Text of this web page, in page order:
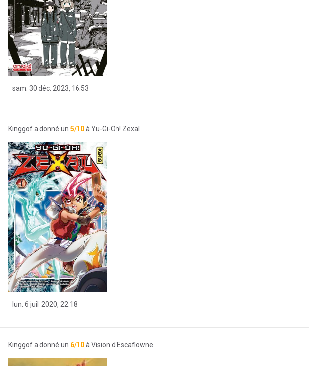
sam. 30 déc. 2023, 16:53
Kinggof a donné un 5/10à Yu-Gi-Oh! Zexal
lun. 6 juil. 2020, 22:18
Kinggof a donné un 6/10à Vision d'Escaflowne